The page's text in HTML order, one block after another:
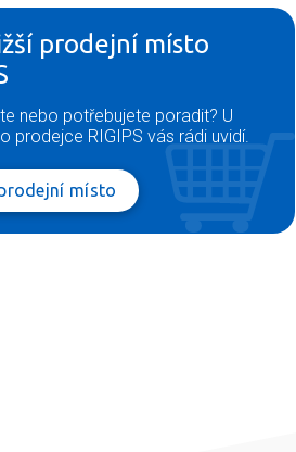
prodejní místo
nebo potřebujete poradit? U
prodejce RIGIPS vás rádi uvidí.
místo